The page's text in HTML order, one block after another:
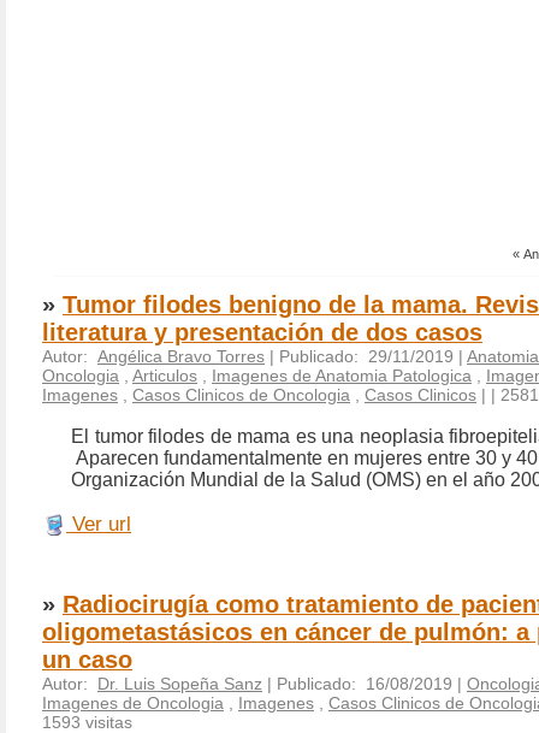
«
» Tumor filodes benigno de la mama.
literatura y presentación de dos casos
Autor: Angélica Bravo Torres | Publicado: 29/11/2019 |
Oncologia
Articulos Imagenes de Anatomia Patologica
Imagenes
Casos Clinicos de Oncologia Casos Clinicos | |
El tumor filodes de mama es una neoplasia
Aparecen fundamentalmente en mujeres entre 30 y
Organización Mundial de la Salud (OMS) en el año
Ver url
» Radiocirugía como tratamiento de
oligometastásicos en cáncer de pulmón: a
un caso
Autor: Dr. Luis Sopeña Sanz | Publicado: 16/08/2019 |
Imagenes de Oncologia
Imagenes
Casos Clinicos de
1593 visitas